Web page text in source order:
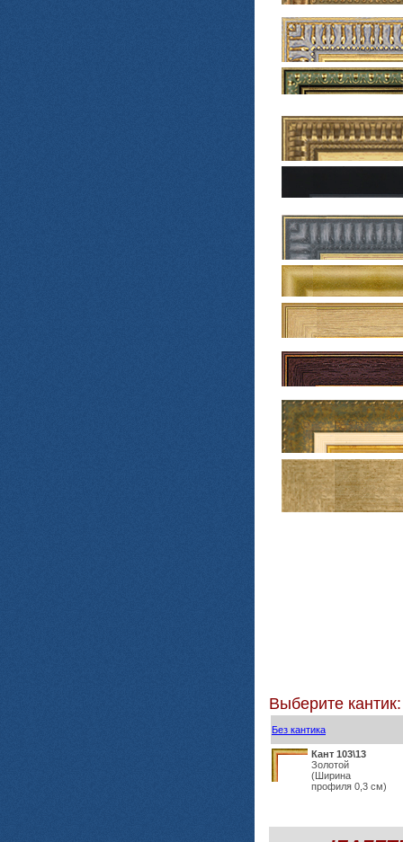
Выберите кантик:
Без кантика
Кант 103\13
Золотой
(Ширина
профиля 0,3 см)